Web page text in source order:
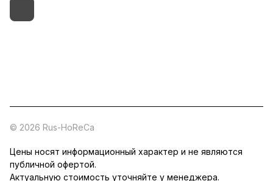
© 2026 Rus-HoReCa
Цены носят информационный характер и не являются
публичной офертой.
Актуальную стоимость уточняйте у менеджера.